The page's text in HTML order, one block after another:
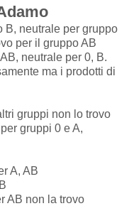
B, neutrale per gruppo
per il gruppo AB
neutrale per 0, B.
ma i prodotti di
gruppi non lo trovo
gruppi 0 e A,
A, AB
AB non la trovo